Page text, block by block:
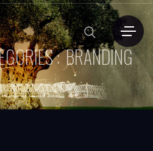
:BRANDING